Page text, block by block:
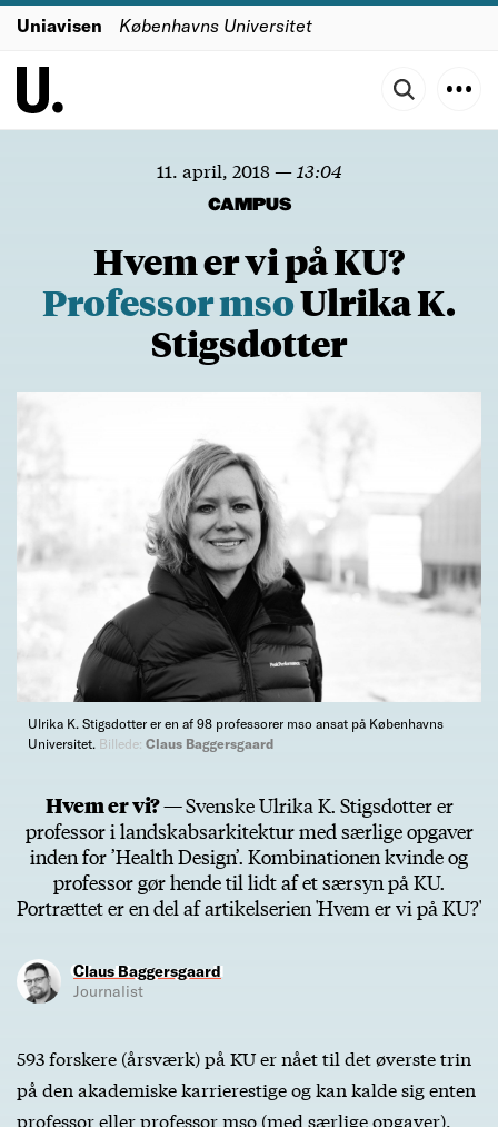
Uniavisen Københavns Universitet
11. april, 2018 — 13:04
CAMPUS
Hvem er vi på KU?
ProfessormsoUlrika K.
Stigsdotter
Ulrika K. Stigsdotter er en af 98 professorer mso ansat på Københavns
Universitet. Billede: Claus Baggersgaard
Hvem er vi? —Svenske Ulrika K. Stigsdotter er
professor i landskabsarkitektur med særlige opgaver
inden for ’Health Design’. Kombinationen kvinde og
professor gør hende til lidt af et særsyn på KU.
Portrættet er en del af artikelserien 'Hvem er vi på KU?'
Claus Baggersgaard
Journalist
593 forskere (årsværk) på KU er nået til det øverste trin
på den akademiske karrierestige og kan kalde sig enten
professor eller professor mso (med særlige opgaver).